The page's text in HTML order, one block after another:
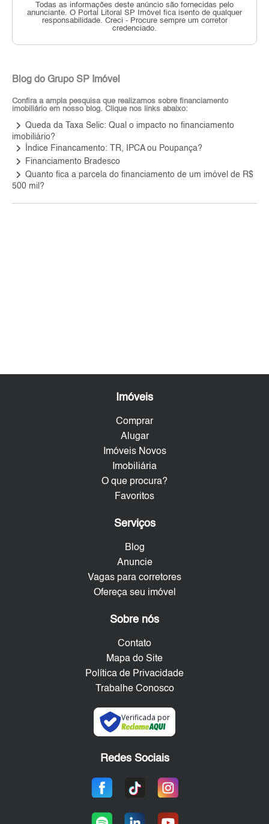
Todas as informações deste anúncio são fornecidas pelo
anunciante. O Portal Litoral SP Imóvel fica isento de qualquer
responsabilidade. Creci - Procure sempre um corretor
credenciado.
Blog do Grupo SP Imóvel
Confira a ampla pesquisa que realizamos sobre financiamento
imobiliário em nosso blog. Clique nos links abaixo:
keyboard_arrow_right Queda da Taxa Selic: Qual o impacto no financiamento
imobiliário?
keyboard_arrow_right Índice Financamento: TR, IPCA ou Poupança?
keyboard_arrow_right Financiamento Bradesco
keyboard_arrow_right Quanto fica a parcela do financiamento de um imóvel de R$
500 mil?
Imóveis
Comprar
Alugar
Imóveis Novos
Imobiliária
O que procura?
Favoritos
Serviços
Blog
Anuncie
Vagas para corretores
Ofereça seu imóvel
Sobre nós
Contato
Mapa do Site
Política de Privacidade
Trabalhe Conosco
Verificada por
Redes Sociais